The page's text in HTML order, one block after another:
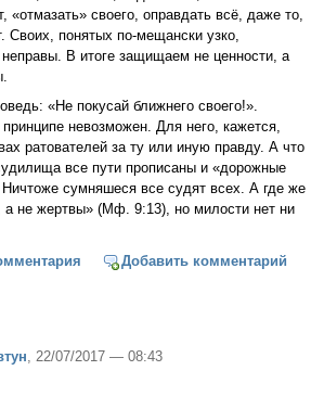
«отмазать» своего, оправдать всё, даже то,
Своих, понятых по-мещански узко,
В итоге защищаем не ценности, а
«Не покусай ближнего своего!».
невозможен. Для него, кажется,
ратователей за ту или иную правду. А что
все пути прописаны и «дорожные
Ничтоже сумняшеся все судят всех. А где же
а не жертвы» (Мф. 9:13), но милости нет ни
Христа? Добавить комментарий
, 22/07/2017 — 08:43